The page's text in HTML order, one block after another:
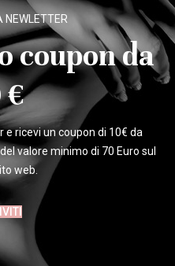
NEWLETTER
coupon da
€
e ricevi un coupon di 10€ da
valore minimo di 70 Euro sul
web.